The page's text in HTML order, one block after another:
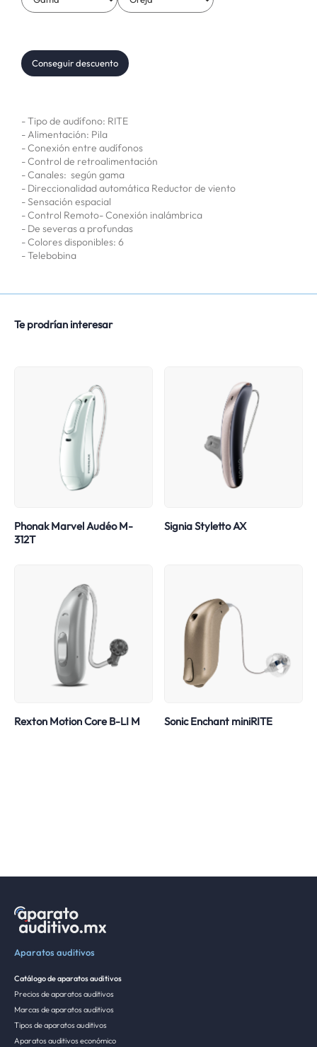
Conseguir descuento
- Tipo de audífono: RITE
- Alimentación: Pila
- Conexión entre audífonos
- Control de retroalimentación
- Canales: según gama
- Direccionalidad automática Reductor de viento
- Sensación espacial
- Control Remoto- Conexión inalámbrica
- De severas a profundas
- Colores disponibles: 6
- Telebobina
Te prodrían interesar
Phonak Marvel Audéo M-
312T
Signia Styletto AX
Rexton Motion Core B-LI M Sonic Enchant miniRITE
Aparatos auditivos
Catálogo de aparatos auditivos
Precios de aparatos auditivos
Marcas de aparatos auditivos
Tipos de aparatos auditivos
Aparatos auditivos económico